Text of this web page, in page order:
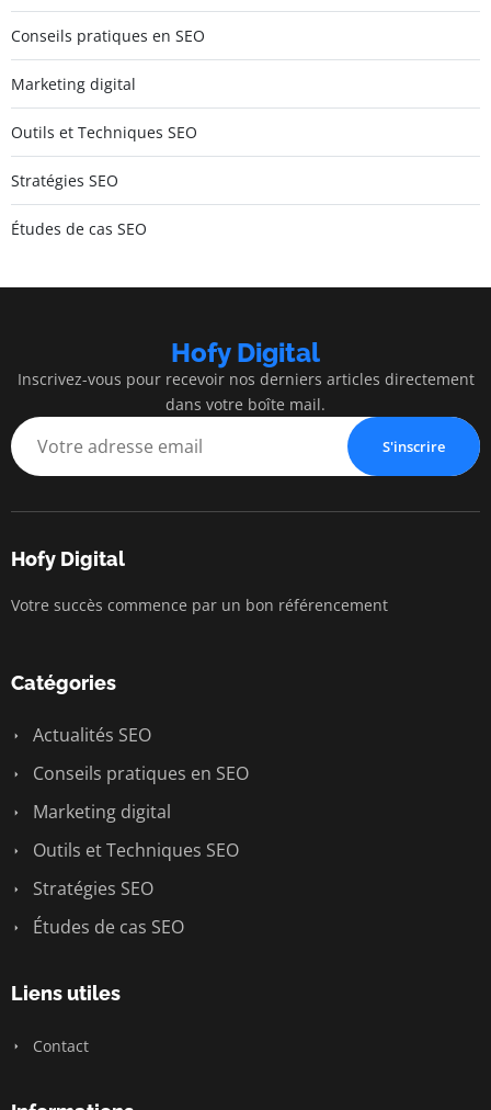
Conseils pratiques en SEO
Marketing digital
Outils et Techniques SEO
Stratégies SEO
Études de cas SEO
Hofy Digital
Inscrivez-vous pour recevoir nos derniers articles directement
dans votre boîte mail.
S'inscrire
Hofy Digital
Votre succès commence par un bon référencement
Catégories
Actualités SEO
Conseils pratiques en SEO
Marketing digital
Outils et Techniques SEO
Stratégies SEO
Études de cas SEO
Liens utiles
Contact